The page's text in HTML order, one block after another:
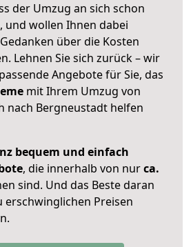
der Umzug an sich schon
und wollen Ihnen dabei
über die Kosten
Lehnen Sie sich zurück – wir
Angebote für Sie, das
mit Ihrem Umzug von
nach Bergneustadt helfen
bequem und einfach
, die innerhalb von nurca.
sind. Und das Beste daran
erschwinglichen Preisen